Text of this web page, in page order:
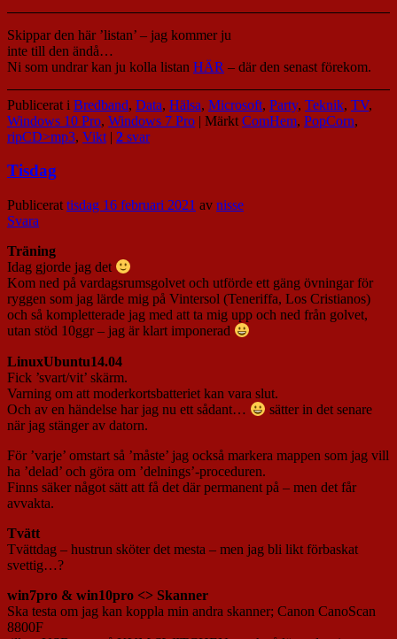
Skippar den här ’listan’ – jag kommer ju
inte till den ändå…
Ni som undrar kan ju kolla listan HÄR – där den senast förekom.
Publicerat i Bredband, Data, Hälsa, Microsoft, Party, Teknik, TV,
Windows 10 Pro, Windows 7 Pro | Märkt ComHem, PopCorn,
ripCD>mp3, Vikt | 2 svar
Tisdag
Publicerat tisdag 16 februari 2021 av nisse
Svara
Träning
Idag gjorde jag det
Kom ned på vardagsrumsgolvet och utförde ett gäng övningar för
ryggen som jag lärde mig på Vintersol (Teneriffa, Los Cristianos)
och så kompletterade jag med att ta mig upp och ned från golvet,
utan stöd 10ggr – jag är klart imponerad
LinuxUbuntu14.04
Fick ’svart/vit’ skärm.
Varning om att moderkortsbatteriet kan vara slut.
Och av en händelse har jag nu ett sådant…
sätter in det senare
när jag stänger av datorn.
För ’varje’ omstart så ’måste’ jag också markera mappen som jag vill
ha ’delad’ och göra om ’delnings’-proceduren.
Finns säker något sätt att få det där permanent på – men det får
avvakta.
Tvätt
Tvättdag – hustrun sköter det mesta – men jag bli likt förbaskat
svettig…?
win7pro & win10pro <> Skanner
Ska testa om jag kan koppla min andra skanner; Canon CanoScan
8800F